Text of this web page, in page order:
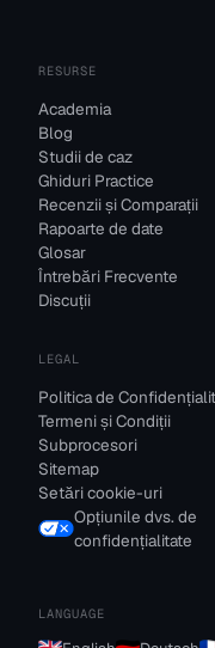
RESURSE
Academia
Blog
Studii de caz
Ghiduri Practice
Recenzii și Comparații
Rapoarte de date
Glosar
Întrebări Frecvente
Discuții
LEGAL
Politica de
Termeni și Condiții
Subprocesori
Sitemap
Setări cookie-uri
Opțiunile dvs. de
confidențialitate
LANGUAGE